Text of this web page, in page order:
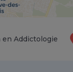
Addictologie